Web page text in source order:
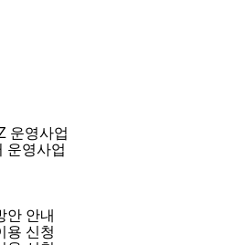
운영사업
운영사업
안 안내
용 신청